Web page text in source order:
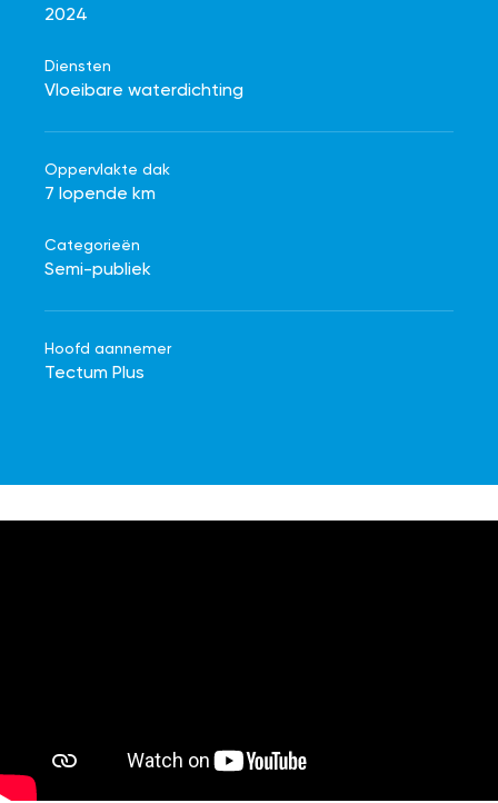
2024
Diensten
Vloeibare waterdichting
Oppervlakte dak
7 lopende km
Categorieën
Semi-publiek
Hoofd aannemer
Tectum Plus